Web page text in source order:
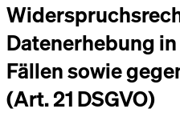
Datenerhebung
Fällen sowie
(Art. 21 DSGVO)